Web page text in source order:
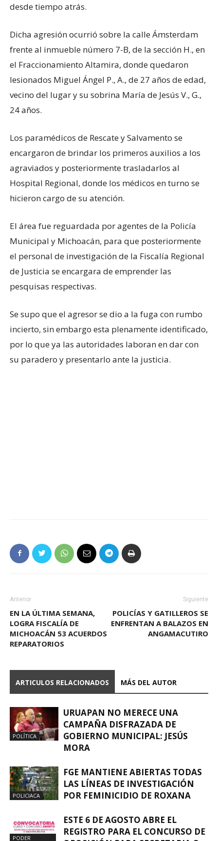
desde tiempo atrás.
Dicha agresión ocurrió sobre la calle Ámsterdam
frente al inmueble número 7-B, de la sección H., en
el Fraccionamiento Altamira, donde quedaron
lesionados Miguel Ángel P., A., de 27 años de edad,
vecino del lugar y su sobrina María de Jesús V., G.,
24 años.
Los paramédicos de Rescate y Salvamento se
encargaron de brindar los primeros auxilios a los
agraviados y posteriormente trasladarlos al
Hospital Regional, donde los médicos en turno se
hicieron cargo de su atención.
El área fue reguardada por agentes de la Policía
Municipal y Michoacán, para que posteriormente
el personal de investigación de la Fiscalía Regional
de Justicia se encargara de emprender las
pesquisas respectivas.
Se supo que el agresor se dio a la fuga con rumbo
incierto, sin embargo esta plenamente identificado,
por lo que ya las autoridades laboran en dar con
su paradero y presentarlo ante la justicia.
Anterior
EN LA ÚLTIMA SEMANA,
LOGRA FISCALÍA DE
MICHOACÁN 53 ACUERDOS
REPARATORIOS
Siguiente
POLICÍAS Y GATILLEROS SE
ENFRENTAN A BALAZOS EN
ANGAMACUTIRO
ARTICULOS RELACIONADOS MÁS DEL AUTOR
POLÍTICA
URUAPAN NO MERECE UNA
CAMPAÑA DISFRAZADA DE
GOBIERNO MUNICIPAL: JESÚS
MORA
POLICIACA
FGE MANTIENE ABIERTAS TODAS
LAS LÍNEAS DE INVESTIGACIÓN
POR FEMINICIDIO DE ROXANA
PODER
ESTE 6 DE AGOSTO ABRE EL
REGISTRO PARA EL CONCURSO DE